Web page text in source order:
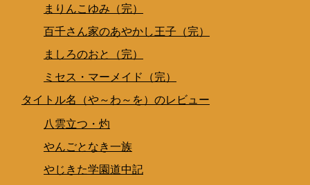
まりんこゆみ（完）
百千さん家のあやかし王子（完）
ましろのおと（完）
ミセス・マーメイド（完）
タイトル名（や～わ～を）のレビュー
八雲立つ・灼
やんごとなき一族
やじきた学園道中記